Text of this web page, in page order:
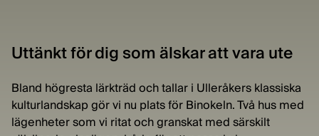
Uttänkt för dig som älskar att vara ute
Bland högresta lärkträd och tallar i Ulleråkers klassiska
kulturlandskap gör vi nu plats för Binokeln. Två hus med
lägenheter som vi ritat och granskat med särskilt